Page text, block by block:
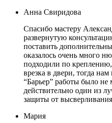
Анна Свиридова
Спасибо мастеру
развернутую
поставить
оказалось очень много
подходили по креплению,
врезка в двери, тогда
“Барьер” работы было не
действительно один из
защиты от
Мария